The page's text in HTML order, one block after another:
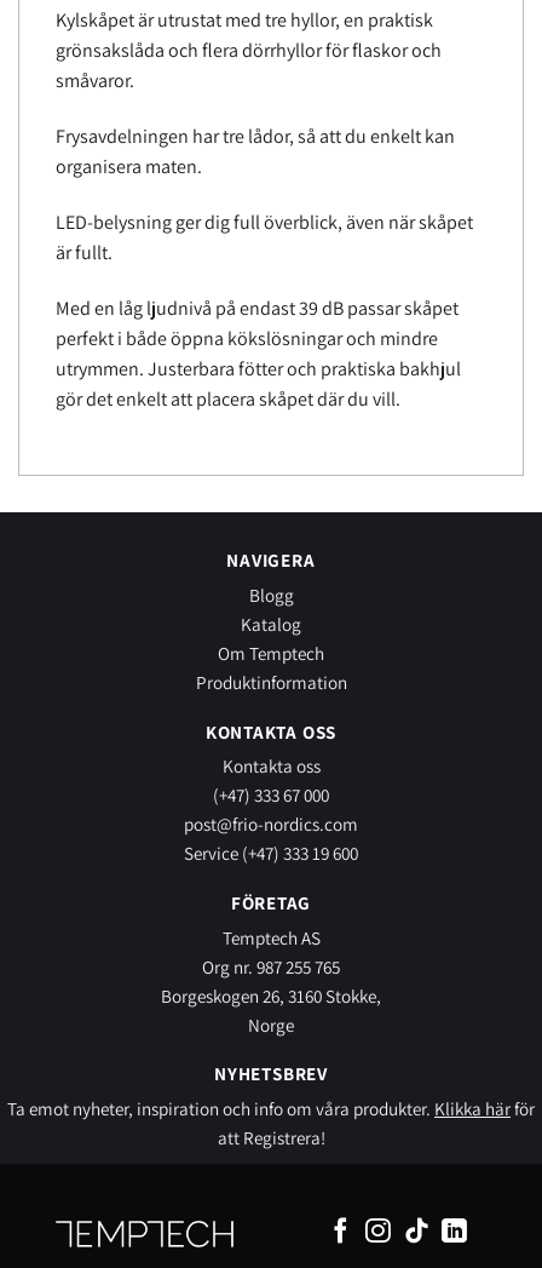
Kylskåpet är utrustat med tre hyllor, en praktisk
grönsakslåda och flera dörrhyllor för flaskor och
småvaror.
Frysavdelningen har tre lådor, så att du enkelt kan
organisera maten.
LED-belysning ger dig full överblick, även när skåpet
är fullt.
Med en låg ljudnivå på endast 39 dB passar skåpet
perfekt i både öppna kökslösningar och mindre
utrymmen. Justerbara fötter och praktiska bakhjul
gör det enkelt att placera skåpet där du vill.
NAVIGERA
Blogg
Katalog
Om Temptech
Produktinformation
KONTAKTA OSS
Kontakta oss
(+47) 333 67 000
post@frio-nordics.com
Service (+47) 333 19 600
FÖRETAG
Temptech AS
Org nr. 987 255 765
Borgeskogen 26, 3160 Stokke,
Norge
NYHETSBREV
Ta emot nyheter, inspiration och info om våra produkter. Klikka härför
att Registrera!